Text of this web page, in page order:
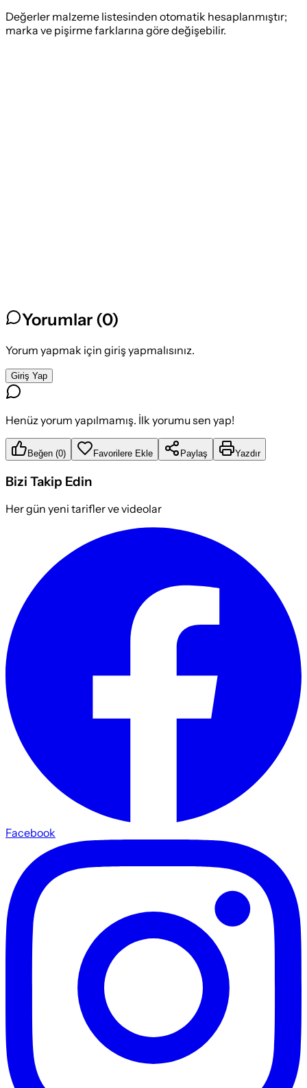
Değerler malzeme listesinden otomatik hesaplanmıştır;
marka ve pişirme farklarına göre değişebilir.
Yorumlar (0)
Yorum yapmak için giriş yapmalısınız.
Giriş Yap
Henüz yorum yapılmamış. İlk yorumu sen yap!
Beğen (0) Favorilere Ekle Paylaş Yazdır
Bizi Takip Edin
Her gün yeni tarifler ve videolar
Facebook